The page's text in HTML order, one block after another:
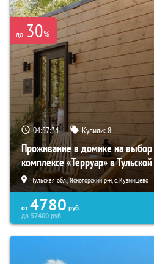
до 30%
04:57:33 Купили:8
Проживание в домике на выбор
комплексе «Терруар» в
Тульская обл., Ясногорский р-н, с. Кузмищево
от 4780 руб.
до57400руб.